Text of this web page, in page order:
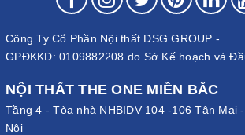
Công Ty Cổ Phần Nội thất DSG GROUP -
GPĐKKD: 0109882208 do Sở Kế hoạch và
NỘI THẤT THE ONE MIỀN BẮC
Tầng 4 - Tòa nhà NHBIDV 104 -106 Tân Mai
Nội